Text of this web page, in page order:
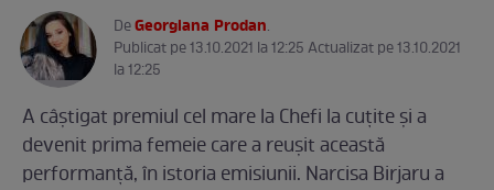
DeGeorgiana Prodan.
Publicat pe 13.10.2021 la 12:25 Actualizat pe 13.10.2021
la 12:25
A câștigat premiul cel mare la Chefi la cuțite și a
devenit prima femeie care a reușit această
performanță, în istoria emisiunii. Narcisa Birjaru a